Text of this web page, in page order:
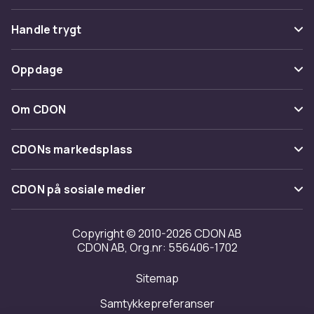
Vanlige spørsmål
Spor pakke
Angre & returner her
Kontakt oss
Handle trygt
Betaling
Levering
Tilbakekallinger
Oppdage
Kategorier
Varemerker
Om CDON
Om oss
Kundeanmeldelser
Jobbe på CDON
Investor relations
Tilgjengelighet
CDONs markedsplass
Merchant Help Center
CDON på sosiale medier
Copyright © 2010-2026 CDON AB
CDON AB, Org.nr: 556406-1702
Sitemap
Samtykkepreferanser